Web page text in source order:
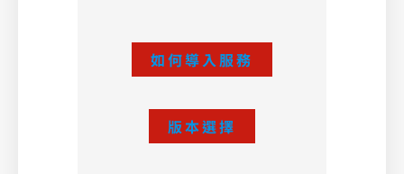
如何導入服務
版本選擇